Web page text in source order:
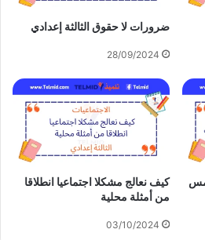
ضرورات لا حقوق الثالثة إعدادي
28/09/2024
كيف نعالج مشكلا اجتماعيا انطلاقا
من أمثلة محلية
03/10/2024